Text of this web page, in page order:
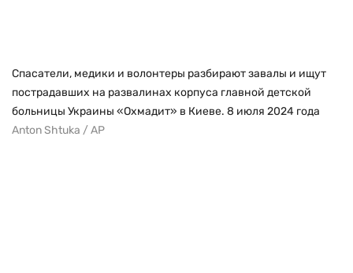
Спасатели, медики и волонтеры разбирают завалы и ищут
пострадавших на развалинах корпуса главной детской
больницы Украины «Охмадит» в Киеве. 8 июля 2024 года
Anton Shtuka / AP